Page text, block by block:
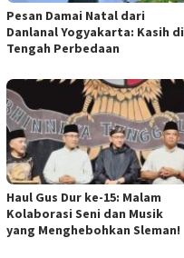
Pesan Damai Natal dari
Danlanal Yogyakarta: Kasih di
Tengah Perbedaan
Haul Gus Dur ke-15: Malam
Kolaborasi Seni dan Musik
yang Menghebohkan Sleman!